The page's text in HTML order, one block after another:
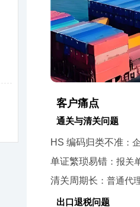
客户痛点
通关与清关问题
HS 编码归类不准 ：
单证繁琐易错 ：报关
清关周期长 ：普通代
出口退税问题